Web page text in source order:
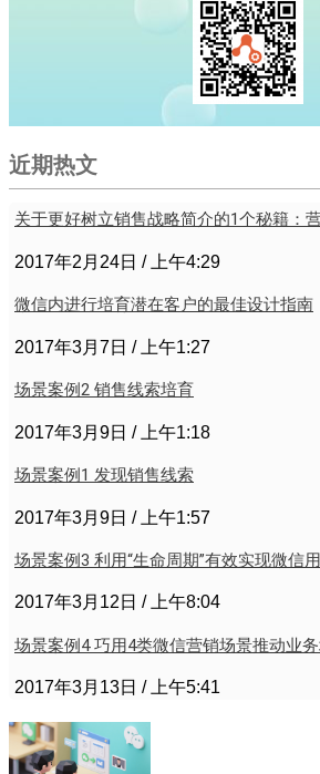
近期热文
关于更好树立销售战略简介的1个秘籍：
2017年2月24日 上午4:29
微信内进行培育潜在客户的最佳设计指南
2017年3月7日 上午1:27
场景案例2 销售线索培育
2017年3月9日 上午1:18
场景案例1 发现销售线索
2017年3月9日 上午1:57
场景案例3 利用“生命周期”有效实现微信
2017年3月12日 上午8:04
场景案例4 巧用4类微信营销场景推动业
2017年3月13日 上午5:41